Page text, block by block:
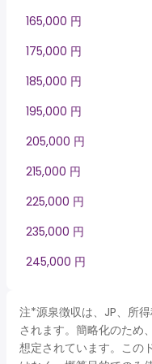
165,000 円
175,000 円
185,000 円
195,000 円
205,000 円
215,000 円
225,000 円
235,000 円
245,000 円
注*源泉徴収は、JP、所
されます。簡略化のため
想定されています。この